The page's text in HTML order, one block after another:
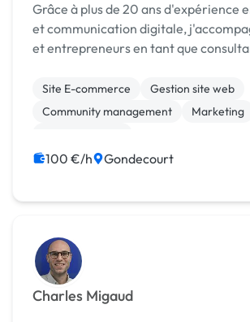
Grâce à plus de 20 ans d'expérience
et communication digitale,
et entrepreneurs en tant que
avec vous une stratégie de
numériqu...
Site E-commerce
Gestion site web
Community management
Marketing
100 €/h Gondecourt
Charles Migaud